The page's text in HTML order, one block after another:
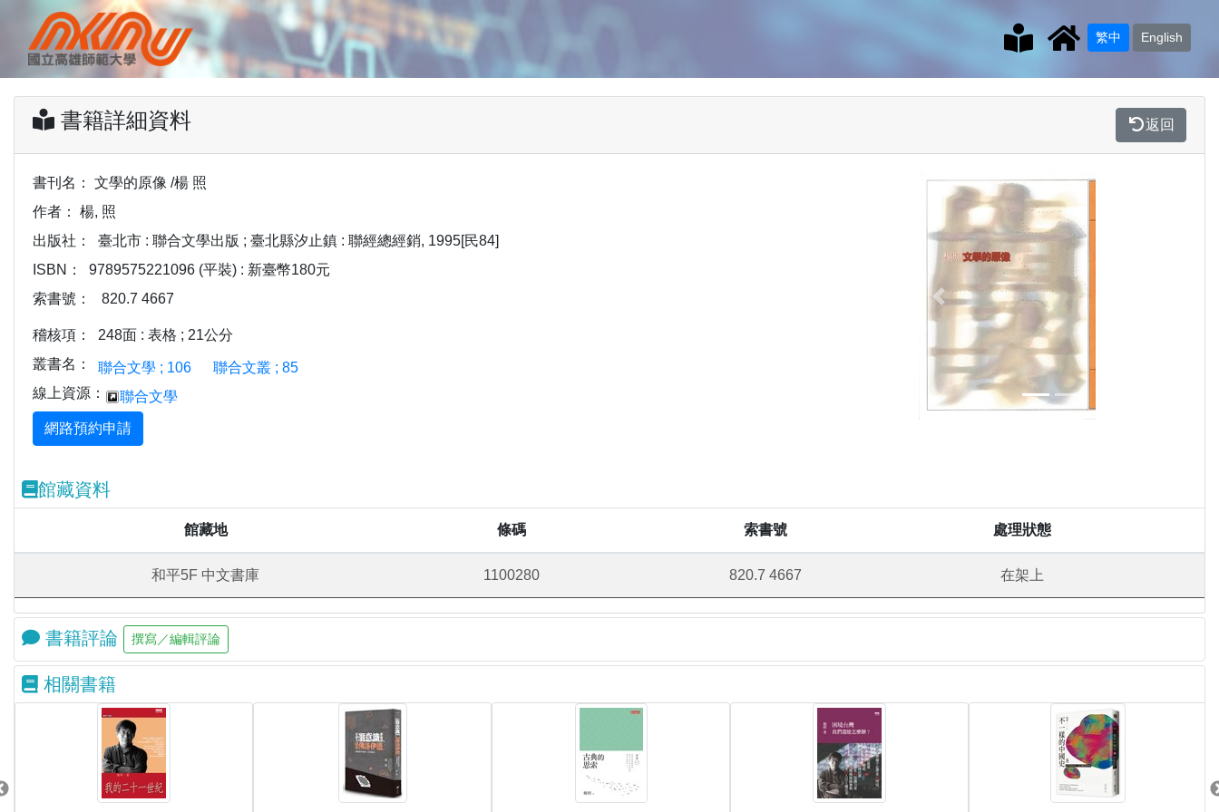
繁中 English
書籍詳細資料 返回
書刊名：
文學的原像 /楊 照
作者：
楊, 照
出版社：
臺北市 : 聯合文學出版 ; 臺北縣汐止鎮 : 聯經總經銷, 1995[民84]
ISBN：
9789575221096 (平裝) : 新臺幣180元
索書號：
820.7 4667
稽核項：
248面 : 表格 ; 21公分
叢書名：
聯合文學 ; 106
聯合文叢 ; 85
線上資源：
聯合文學
Previous
館藏資料
館藏地 條碼 索書號 處理狀態
和平5F 中文書庫 1100280 820.7 4667 在架上
書籍評論
相關書籍